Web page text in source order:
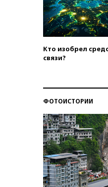
Кто изобрел
связи?
ФОТОИСТОРИИ